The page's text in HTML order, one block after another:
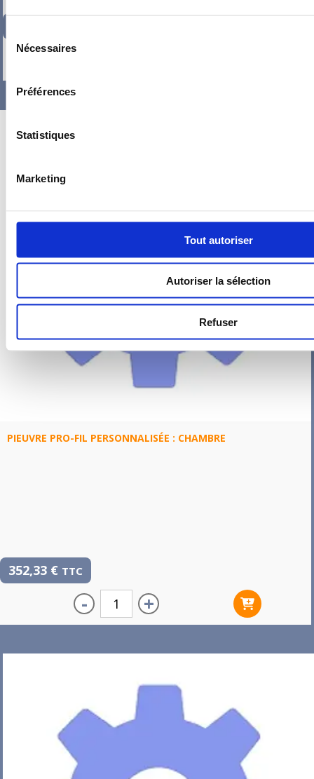
Nécessaires
Préférences
Statistiques
Marketing
Tout autoriser
Autoriser la sélection
Refuser
PIEUVRE PRO-FIL PERSONNALISÉE : CHAMBRE
352,33 € TTC
- +